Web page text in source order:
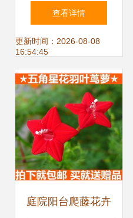
闲旗舰店】我要发
芽 花卉种子 蓝鸟
耧斗菜种子 蓝漏斗
菜 夜莺 漏斗菜 适
宜作花坛 花境 盆
栽及切花 55粒/包 -
查看详情
更新时间：2026-08-08
16:54:45
庭院阳台爬藤花卉